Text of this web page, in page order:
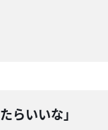
らいいな」